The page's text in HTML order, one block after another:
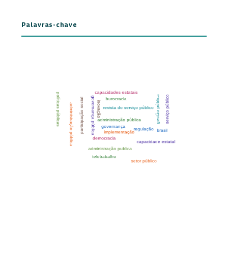
Palavras-chave